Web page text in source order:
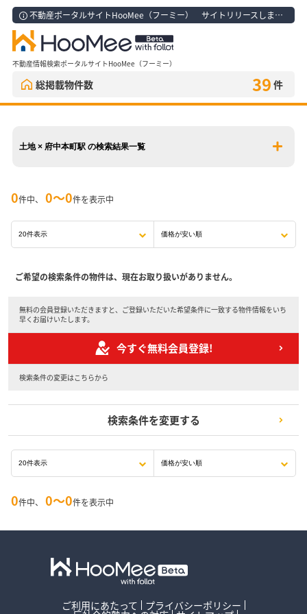
不動産ポータルサイトHooMee（フーミー） サイトリリースしました！
不動産情報検索ポータルサイトHooMee（フーミー）
総掲載物件数 39 件
土地 × 府中本町駅 の検索結果一覧
0件中、 0〜0件を表示中
ご希望の検索条件の物件は、現在お取り扱いがありません。
無料の会員登録いただきますと、ご登録いただいた希望条件に一致する物件情報をいち
早くお届けいたします。
今すぐ無料会員登録!
検索条件の変更はこちらから
検索条件を変更する
0件中、 0〜0件を表示中
ご利用にあたって プライバシーポリシー